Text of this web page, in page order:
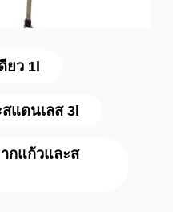
ยว 1l
แตนเลส 3l
กแก้วและส